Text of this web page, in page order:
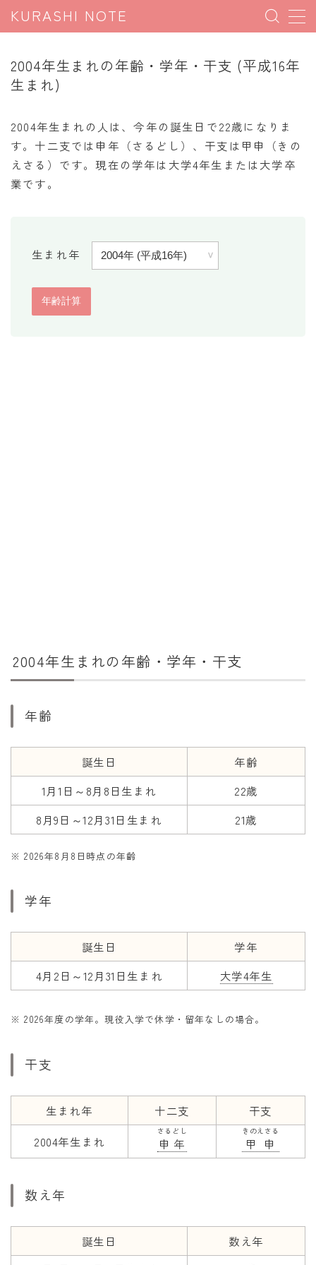
KURASHI NOTE
暮らしの雑学
暮らしの豆知識
暮らしのマナー
子育て豆知識
暮らしの計算
割引計算
七五三・十三参り計算
長寿祝い計算
学年早見表
漢字の配当学年検索
偏差値から上位何％計算
2004年生まれの年齢・学年・干支 (平成16年
生まれ)
2004年生まれの人は、今年の誕生日で22歳になりま
す。十二支では申年（さるどし）、干支は甲申（きの
えさる）です。現在の学年は大学4年生または大学卒
業です。
生まれ年
2004年生まれの年齢・学年・干支
年齢
誕生日
年齢
1月1日～8月8日生まれ
22歳
8月9日～12月31日生まれ
21歳
※ 2026年8月8日時点の年齢
学年
誕生日
学年
4月2日～12月31日生まれ
大学4年生
※ 2026年度の学年。現役入学で休学・留年なしの場合。
干支
生まれ年 十二支
干支
2004年生まれ
申年
さるどし
甲申
きのえさる
数え年
誕生日
数え年